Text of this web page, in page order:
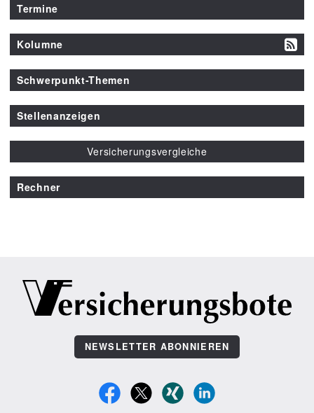
Termine
Kolumne
Schwerpunkt-Themen
Stellenanzeigen
Versicherungsvergleiche
Rechner
NEWSLETTER ABONNIEREN